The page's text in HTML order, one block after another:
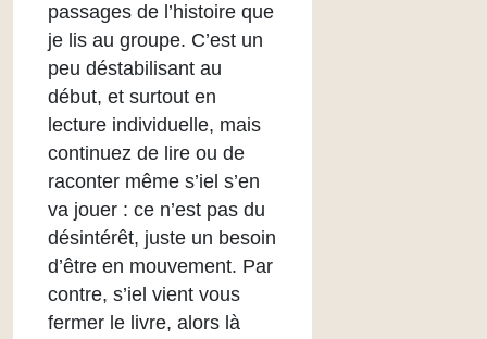
passages de l’histoire que
je lis au groupe. C’est un
peu déstabilisant au
début, et surtout en
lecture individuelle, mais
continuez de lire ou de
raconter même s’iel s’en
va jouer : ce n’est pas du
désintérêt, juste un besoin
d’être en mouvement. Par
contre, s’iel vient vous
fermer le livre, alors là